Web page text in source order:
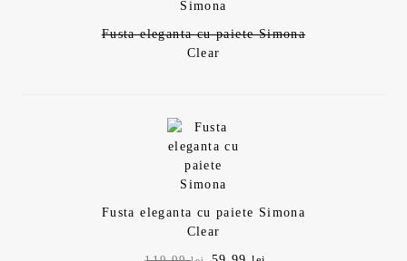
Fusta eleganta cu paiete Simona
Clear
Fusta eleganta cu paiete Simona
Clear